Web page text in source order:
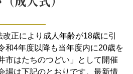
正により成人年齢が18歳に引
和4年度以降も当年度内に20歳を
市はたちのつどい」として開催
場は下記のとおりです。最新情